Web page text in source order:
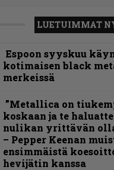
LUETUIMMAT
Espoon syyskuu
kotimaisen black
merkeissä
”Metallica on
koskaan ja te
nulikan yrittävän
– Pepper Keenan
ensimmäistä
hevijätin kanssa